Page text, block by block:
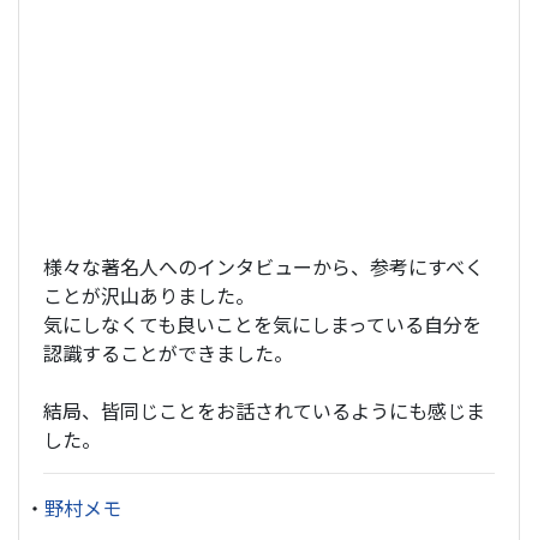
様々な著名人へのインタビューから、参考にすべく
ことが沢山ありました。
気にしなくても良いことを気にしまっている自分を
認識することができました。
結局、皆同じことをお話されているようにも感じま
した。
・ 野村メモ